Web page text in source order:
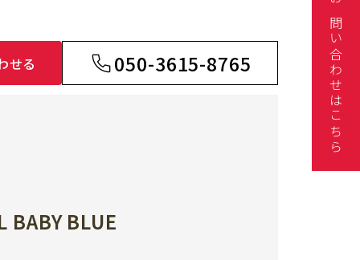
せる 050-3615-8765
BABY BLUE
お問い合わせはこちら